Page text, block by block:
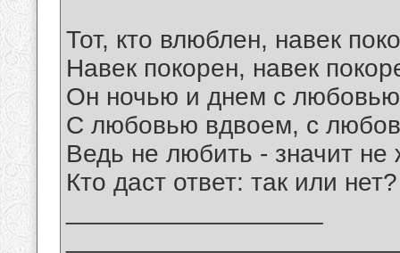
Тот, кто влюблен, навек
Навек покорен, навек
Он ночью и днем с
С любовью вдвоем, с
Ведь не любить - значит не
Кто даст ответ: так или нет?